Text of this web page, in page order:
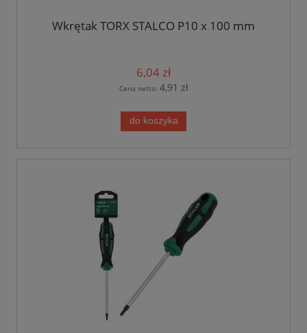
Wkrętak TORX STALCO P10 x 100 mm
6,04 zł
Cena netto: 4,91 zł
do koszyka